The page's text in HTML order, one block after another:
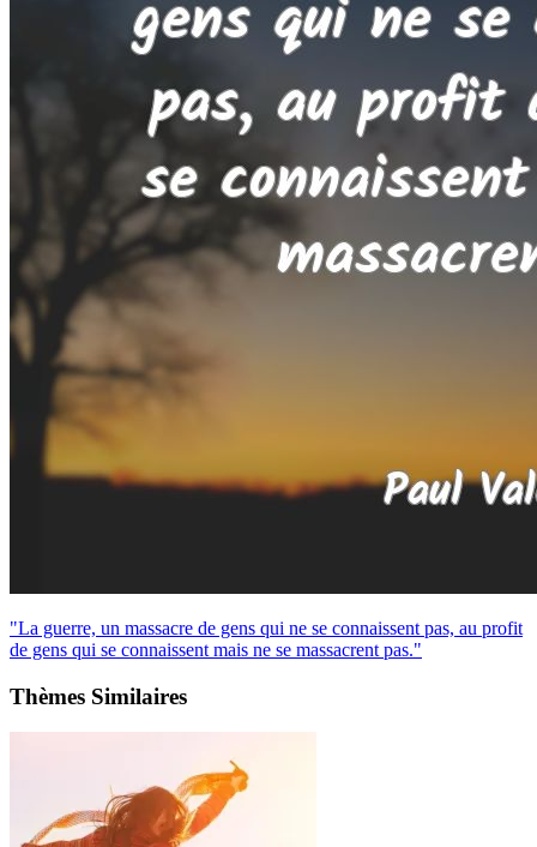
"La guerre, un massacre de gens qui ne se connaissent pas, au profit
de gens qui se connaissent mais ne se massacrent pas."
Thèmes Similaires